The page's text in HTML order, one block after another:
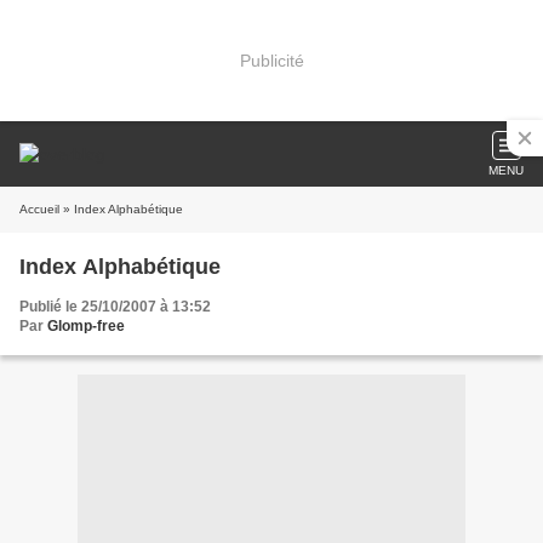
Publicité
MENU
Accueil » Index Alphabétique
Index Alphabétique
Publié le 25/10/2007 à 13:52
Par Glomp-free